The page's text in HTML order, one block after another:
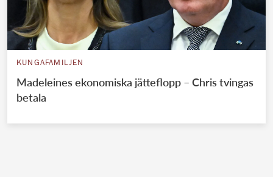
KUNGAFAMILJEN
Madeleines ekonomiska jätteflopp – Chris tvingas
betala